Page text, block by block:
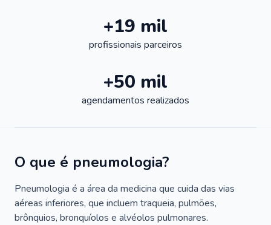
+19 mil
profissionais parceiros
+50 mil
agendamentos realizados
O que é pneumologia?
Pneumologia é a área da medicina que cuida das vias
aéreas inferiores, que incluem traqueia, pulmões,
brônquios, bronquíolos e alvéolos pulmonares.